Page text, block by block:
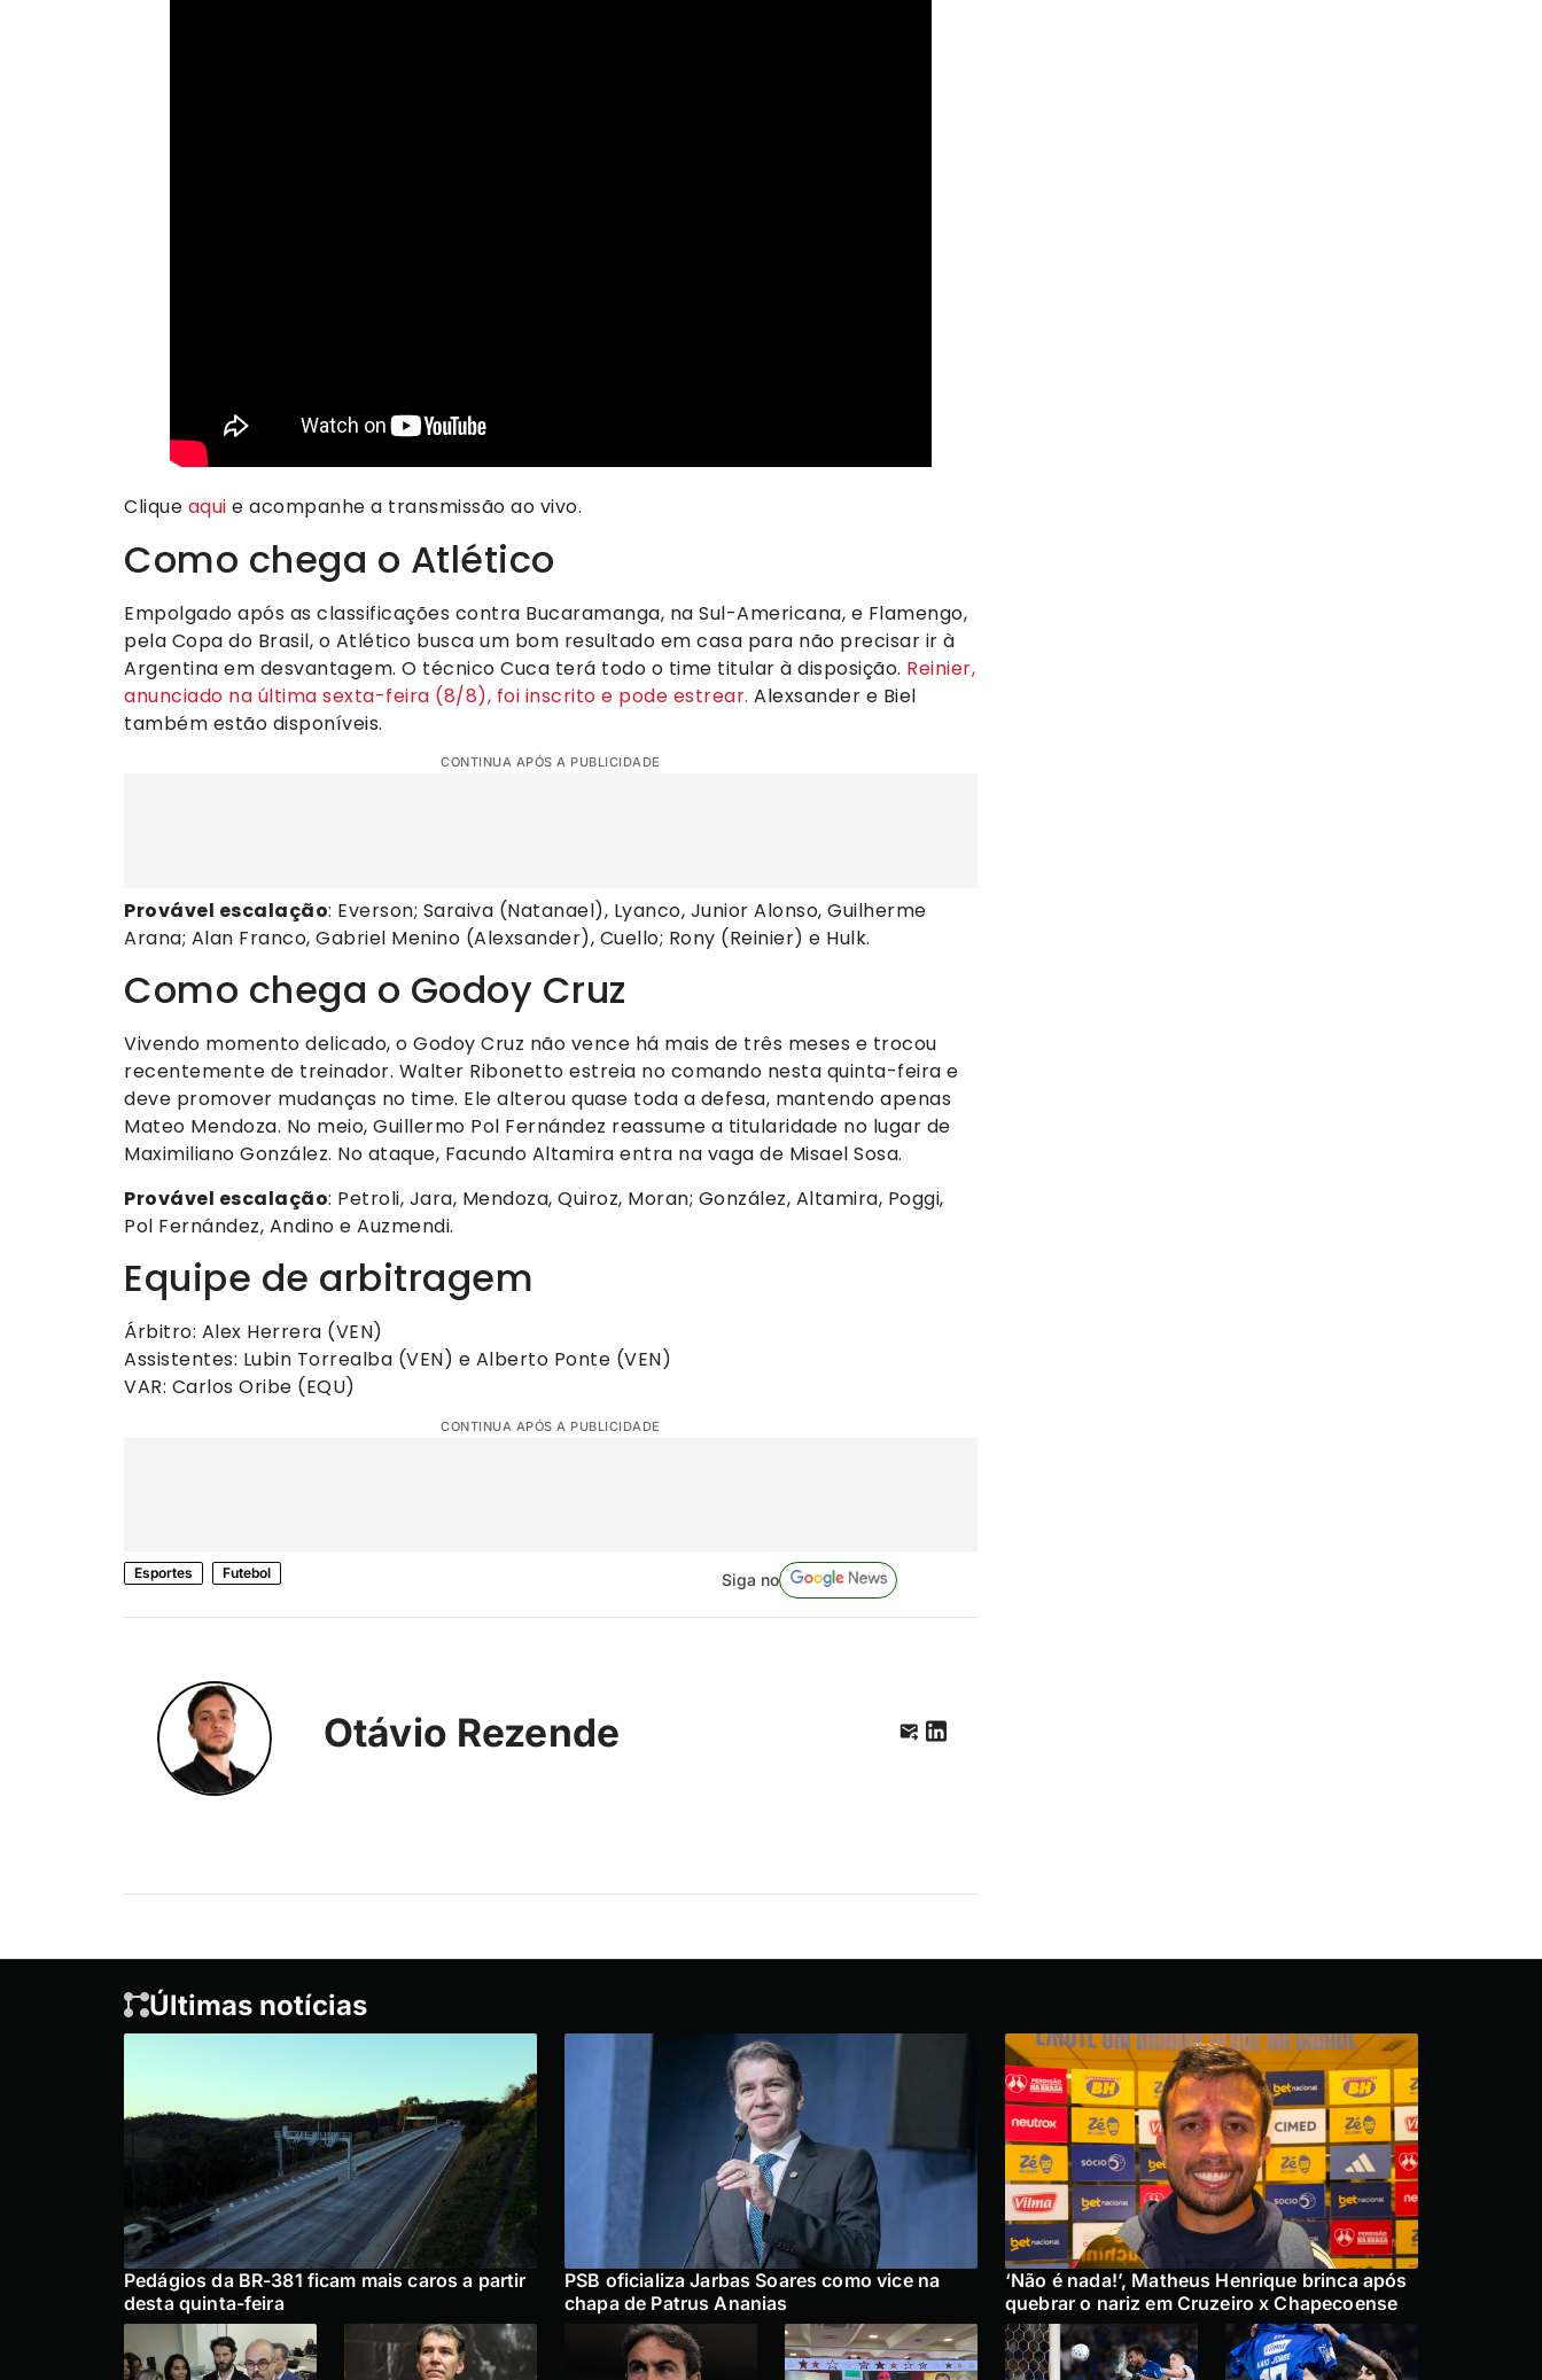
Clique aqui e acompanhe a transmissão ao vivo.
Como chega o Atlético
Empolgado após as classificações contra Bucaramanga, na Sul-Americana, e Flamengo,
pela Copa do Brasil, o Atlético busca um bom resultado em casa para não precisar ir à
Argentina em desvantagem. O técnico Cuca terá todo o time titular à disposição. Reinier,
anunciado na última sexta-feira (8/8), foi inscrito e pode estrear. Alexsander e Biel
também estão disponíveis.
CONTINUA APÓS A PUBLICIDADE
Provável escalação: Everson; Saraiva (Natanael), Lyanco, Junior Alonso, Guilherme
Arana; Alan Franco, Gabriel Menino (Alexsander), Cuello; Rony (Reinier) e Hulk.
Como chega o Godoy Cruz
Vivendo momento delicado, o Godoy Cruz não vence há mais de três meses e trocou
recentemente de treinador. Walter Ribonetto estreia no comando nesta quinta-feira e
deve promover mudanças no time. Ele alterou quase toda a defesa, mantendo apenas
Mateo Mendoza. No meio, Guillermo Pol Fernández reassume a titularidade no lugar de
Maximiliano González. No ataque, Facundo Altamira entra na vaga de Misael Sosa.
Provável escalação: Petroli, Jara, Mendoza, Quiroz, Moran; González, Altamira, Poggi,
Pol Fernández, Andino e Auzmendi.
Equipe de arbitragem
Árbitro: Alex Herrera (VEN)
Assistentes: Lubin Torrealba (VEN) e Alberto Ponte (VEN)
VAR: Carlos Oribe (EQU)
CONTINUA APÓS A PUBLICIDADE
Esportes Futebol Siga no
Otávio Rezende
Últimas notícias
Pedágios da BR-381 ficam mais caros a partir
desta quinta-feira
PSB oficializa Jarbas Soares como vice na
chapa de Patrus Ananias
‘Não é nada!’, Matheus Henrique brinca após
quebrar o nariz em Cruzeiro x Chapecoense